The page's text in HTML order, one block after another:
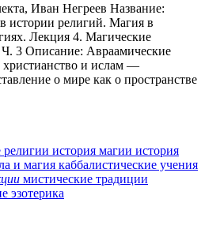
Иван Негреев Название:
истории религий. Магия в
Лекция 4. Магические
Ч. 3 Описание: Авраамические
и ислам —
о мире как о пространстве
религии история магии история
и магия каббалистические учения
мистические традиции
эзотерика